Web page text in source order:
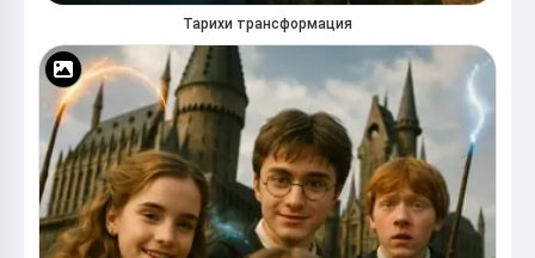
Тарихи трансформация